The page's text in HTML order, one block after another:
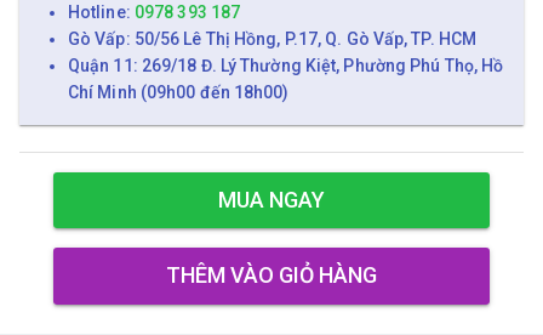
Hotline: 0978 393 187
Gò Vấp: 50/56 Lê Thị Hồng, P.17, Q. Gò Vấp, TP. HCM
Quận 11: 269/18 Đ. Lý Thường Kiệt, Phường Phú Thọ, Hồ
Chí Minh (09h00 đến 18h00)
MUA NGAY
THÊM VÀO GIỎ HÀNG